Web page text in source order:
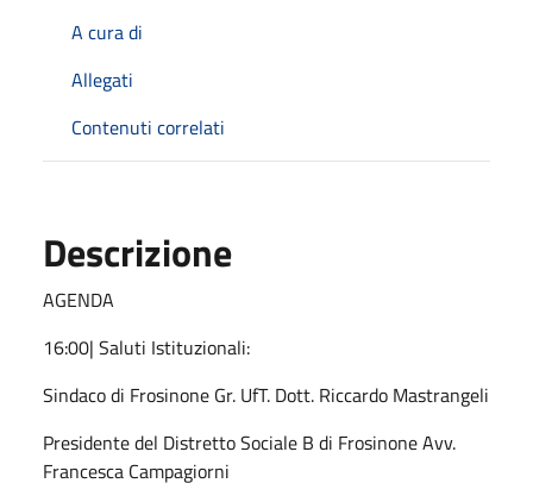
A cura di
Allegati
Contenuti correlati
Descrizione
AGENDA
16:00| Saluti Istituzionali:
Sindaco di Frosinone Gr. UfT. Dott. Riccardo Mastrangeli
Presidente del Distretto Sociale B di Frosinone Avv.
Francesca Campagiorni